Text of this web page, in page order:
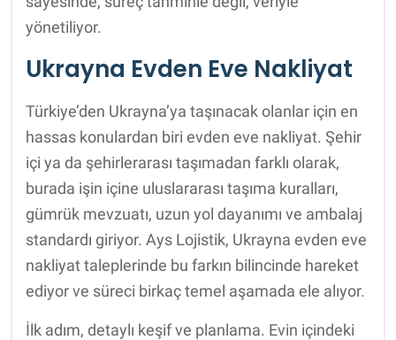
yönetiliyor.
Ukrayna Evden Eve Nakliyat
Türkiye’den Ukrayna’ya taşınacak olanlar için en
hassas konulardan biri evden eve nakliyat. Şehir
içi ya da şehirlerarası taşımadan farklı olarak,
burada işin içine uluslararası taşıma kuralları,
gümrük mevzuatı, uzun yol dayanımı ve ambalaj
standardı giriyor. Ays Lojistik, Ukrayna evden eve
nakliyat taleplerinde bu farkın bilincinde hareket
ediyor ve süreci birkaç temel aşamada ele alıyor.
İlk adım, detaylı keşif ve planlama. Evin içindeki